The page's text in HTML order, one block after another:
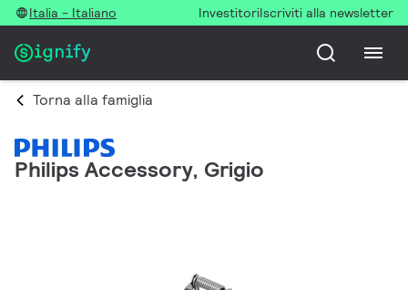
Italia - Italiano InvestitoriIscriviti alla newsletter
Torna alla famiglia
Philips Accessory, Grigio